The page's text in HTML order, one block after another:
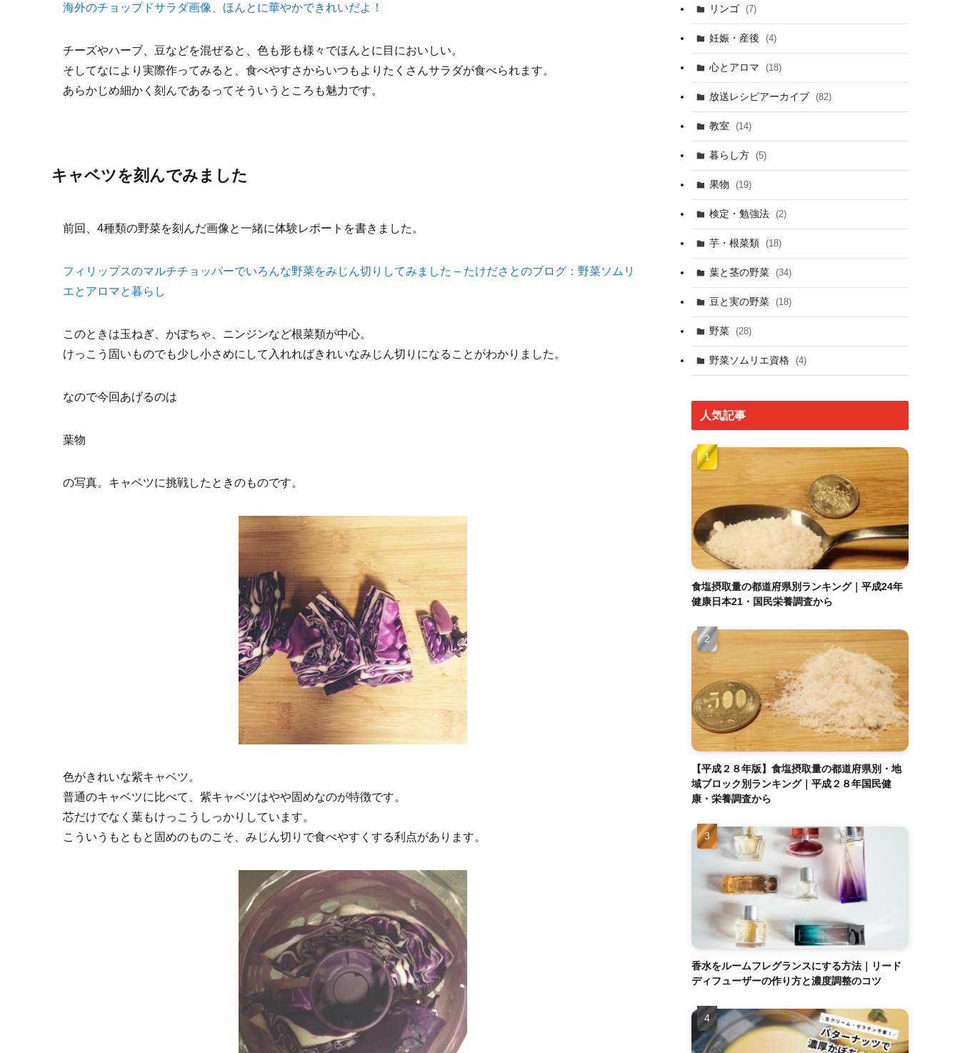
海外のチョップドサラダ画像、ほんとに華やかできれいだよ！
チーズやハーブ、豆などを混ぜると、色も形も様々でほんとに目においしい。
そしてなにより実際作ってみると、食べやすさからいつもよりたくさんサラダが食べられます。
あらかじめ細かく刻んであるってそういうところも魅力です。
キャベツを刻んでみました
前回、4種類の野菜を刻んだ画像と一緒に体験レポートを書きました。
フィリップスのマルチチョッパーでいろんな野菜をみじん切りしてみました – たけださとのブログ：野菜ソムリ
エとアロマと暮らし
このときは玉ねぎ、かぼちゃ、ニンジンなど根菜類が中心。
けっこう固いものでも少し小さめにして入れればきれいなみじん切りになることがわかりました。
なので今回あげるのは
葉物
の写真。キャベツに挑戦したときのものです。
色がきれいな紫キャベツ。
普通のキャベツに比べて、紫キャベツはやや固めなのが特徴です。
芯だけでなく葉もけっこうしっかりしています。
こういうもともと固めのものこそ、みじん切りで食べやすくする利点があります。
リンゴ (7)
妊娠・産後 (4)
心とアロマ (18)
放送レシピアーカイブ (82)
教室 (14)
暮らし方 (5)
果物 (19)
検定・勉強法 (2)
芋・根菜類 (18)
葉と茎の野菜 (34)
豆と実の野菜 (18)
野菜 (28)
野菜ソムリエ資格 (4)
人気記事
食塩摂取量の都道府県別ランキング｜平成24年
健康日本21・国民栄養調査から
【平成２８年版】食塩摂取量の都道府県別・地
域ブロック別ランキング｜平成２８年国民健
康・栄養調査から
香水をルームフレグランスにする方法｜リード
ディフューザーの作り方と濃度調整のコツ